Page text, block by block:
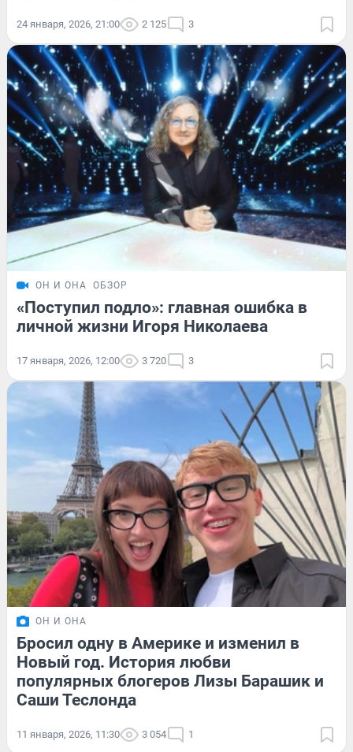
24 января, 2026, 21:00 2 125 3
ОН И ОНА ОБЗОР
«Поступил подло»: главная ошибка в
личной жизни Игоря Николаева
17 января, 2026, 12:00 3 720 3
ОН И ОНА
Бросил одну в Америке и изменил в
Новый год. История любви
популярных блогеров Лизы Барашик и
Саши Теслонда
11 января, 2026, 11:30 3 054 1